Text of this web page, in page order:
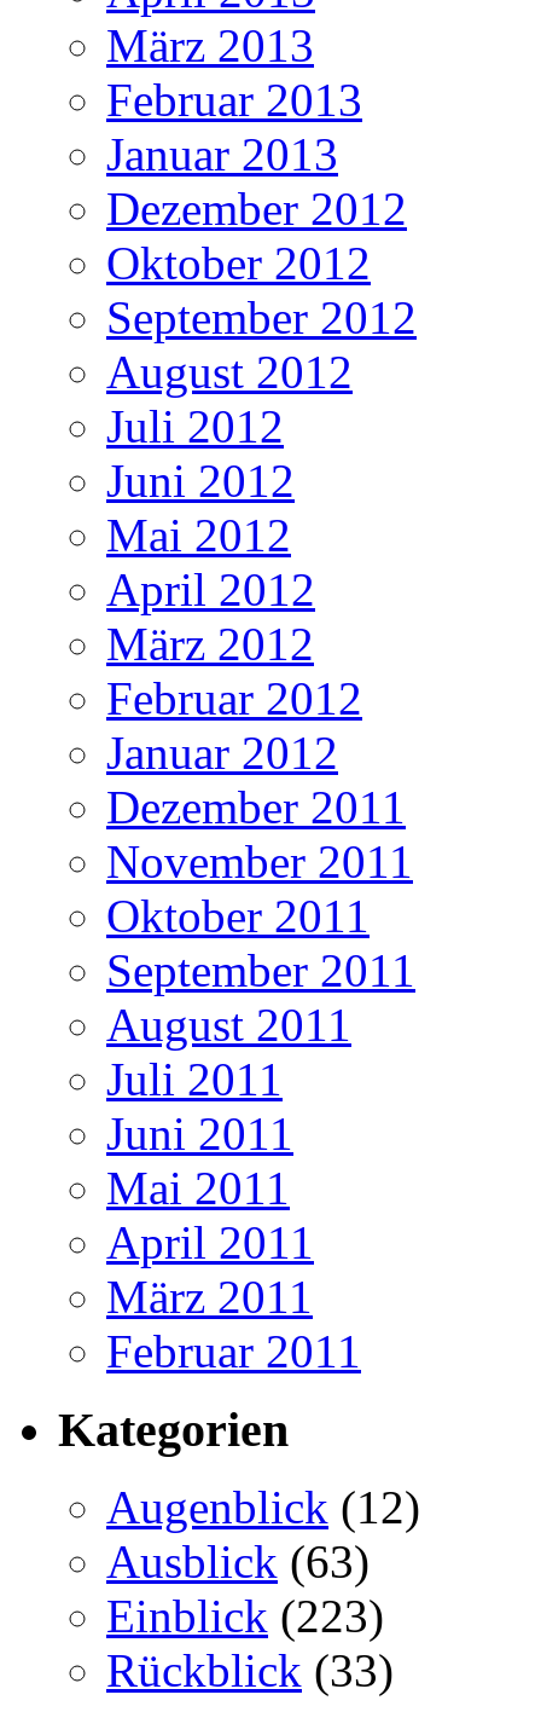
März 2013
Februar 2013
Januar 2013
Dezember 2012
Oktober 2012
September 2012
August 2012
Juli 2012
Juni 2012
Mai 2012
April 2012
März 2012
Februar 2012
Januar 2012
Dezember 2011
November 2011
Oktober 2011
September 2011
August 2011
Juli 2011
Juni 2011
Mai 2011
April 2011
März 2011
Februar 2011
Kategorien
Augenblick (12)
Ausblick (63)
Einblick (223)
Rückblick (33)